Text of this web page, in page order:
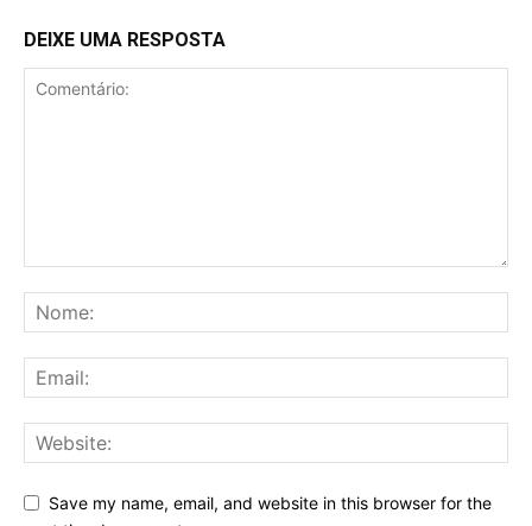
DEIXE UMA RESPOSTA
Save my name, email, and website in this browser for the